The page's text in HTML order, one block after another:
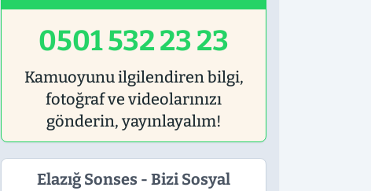
0501 532 23 23
Kamuoyunu ilgilendiren bilgi,
fotoğraf ve videolarınızı
gönderin, yayınlayalım!
Elazığ Sonses - Bizi Sosyal